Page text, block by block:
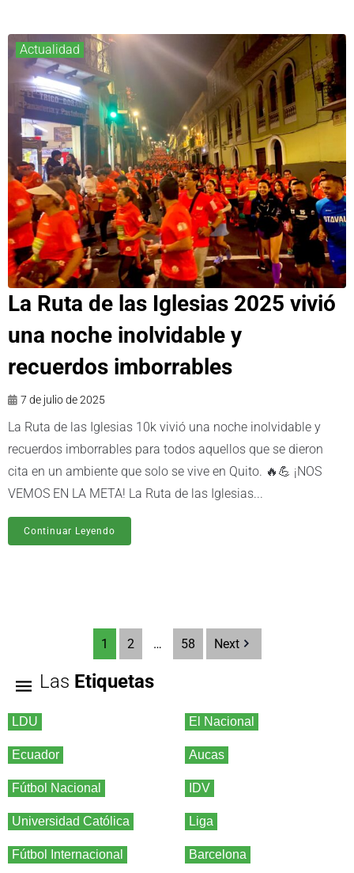
Actualidad
La Ruta de las Iglesias 2025 vivió
una noche inolvidable y
recuerdos imborrables
7 de julio de 2025
La Ruta de las Iglesias 10k vivió una noche inolvidable y
recuerdos imborrables para todos aquellos que se dieron
cita en un ambiente que solo se vive en Quito. 🔥💪 ¡NOS
VEMOS EN LA META! La Ruta de las Iglesias...
Continuar Leyendo
1 2 … 58 Next
Las Etiquetas
LDU El Nacional
Ecuador Aucas
Fútbol Nacional IDV
Universidad Católica Liga
Fútbol Internacional Barcelona